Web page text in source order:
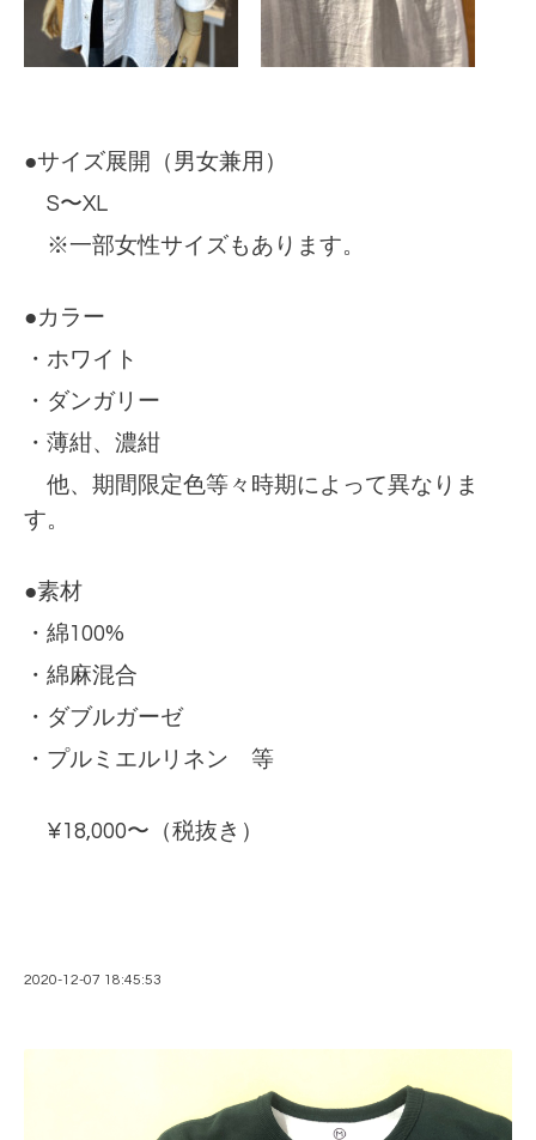
●サイズ展開（男女兼用）
S〜XL
※一部女性サイズもあります。
●カラー
・ホワイト
・ダンガリー
・薄紺、濃紺
他、期間限定色等々時期によって異なりま
す。
●素材
・綿100%
・綿麻混合
・ダブルガーゼ
・プルミエルリネン 等
¥18,000〜（税抜き）
2020-12-07 18:45:53